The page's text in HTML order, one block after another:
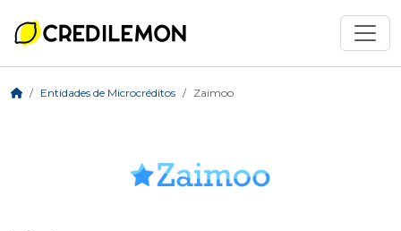
Entidades de Microcréditos Zaimoo